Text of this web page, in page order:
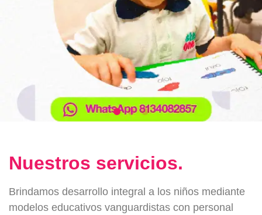
Nuestros servicios.
Brindamos desarrollo integral a los niños mediante
modelos educativos vanguardistas con personal